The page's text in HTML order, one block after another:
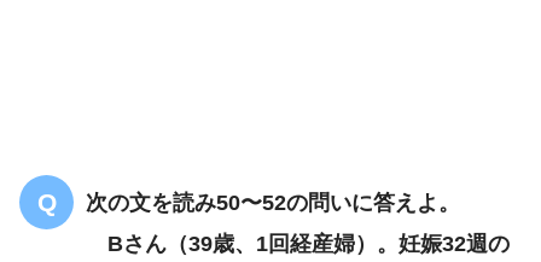
次の文を読み50〜52の問いに答えよ。
Bさん（39歳、1回経産婦）。妊娠32週の